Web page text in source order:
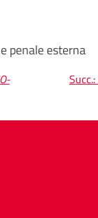
penale esterna
Succ.: